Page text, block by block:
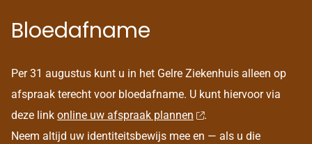
Bloedafname
Per 31 augustus kunt u in het Gelre Ziekenhuis alleen op
afspraak terecht voor bloedafname. U kunt hiervoor via
deze link online uw afspraak plannen
.
Neem altijd uw identiteitsbewijs mee en — als u die